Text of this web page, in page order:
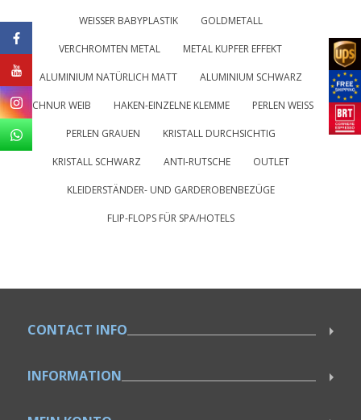
WEISSER BABYPLASTIK GOLDMETALL
VERCHROMTEN METAL METAL KUPFER EFFEKT
ALUMINIUM NATÜRLICH MATT ALUMINIUM SCHWARZ
SCHNUR WEIB HAKEN-EINZELNE KLEMME PERLEN WEISS
PERLEN GRAUEN KRISTALL DURCHSICHTIG
KRISTALL SCHWARZ ANTI-RUTSCHE OUTLET
KLEIDERSTÄNDER- UND GARDEROBENBEZÜGE
FLIP-FLOPS FÜR SPA/HOTELS
CONTACT INFO
INFORMATION